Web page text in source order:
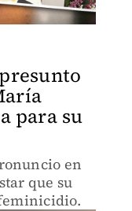
para su
en
que su